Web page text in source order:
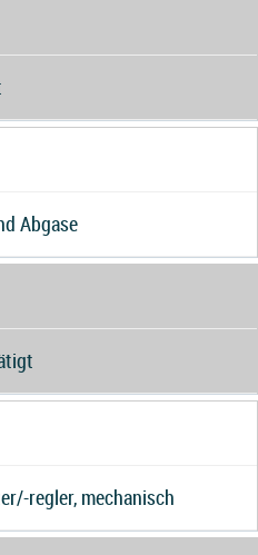
Abgase
regler, mechanisch